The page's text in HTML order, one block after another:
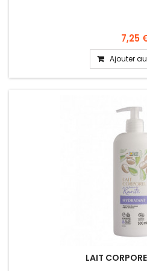
7,25
Ajouter
LAIT